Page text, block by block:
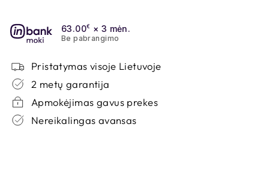
63.00€ × 3 mėn.
Be pabrangimo
Pristatymas visoje Lietuvoje
2 metų garantija
Apmokėjimas gavus prekes
Nereikalingas avansas